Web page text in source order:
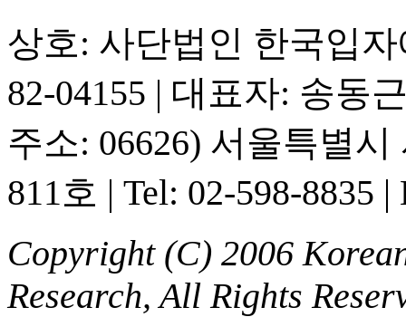
상호: 사단법인 한국입
82-04155 | 대표자: 송동
주소: 06626) 서울특별
811호 | Tel: 02-598-8835 |
Copyright (C) 2006
Research, All Rights